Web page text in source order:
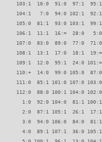
103:1  10:0  91:0  97:1
104:1   7:0  94:0 102:1  92:1
105:0  81:1  93:0 103:1  99:1
106:1  11:1  16:=  28:0
107:0  83:0  89:0  77:0  71:0
108:1  13:1  17:0  18:1
12:0  95:1  24:0 101:=
110:+  14:0  99:0 105:0
111:0  85:1 101:0 107:0
112:0  88:0 100:1 104:0
1:0  92:0 104:0  81:1 100:1
2:0  87:1 105:1  26:1
3:0  94:0 106:0  84:0  81:1
4:0  89:1 107:1  36:0